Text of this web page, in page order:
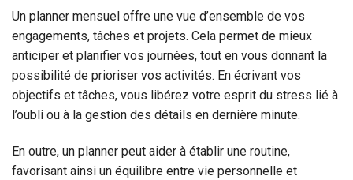
Un planner mensuel offre une vue d’ensemble de vos
engagements, tâches et projets. Cela permet de mieux
anticiper et planifier vos journées, tout en vous donnant la
possibilité de prioriser vos activités. En écrivant vos
objectifs et tâches, vous libérez votre esprit du stress lié à
l’oubli ou à la gestion des détails en dernière minute.
En outre, un planner peut aider à établir une routine,
favorisant ainsi un équilibre entre vie personnelle et